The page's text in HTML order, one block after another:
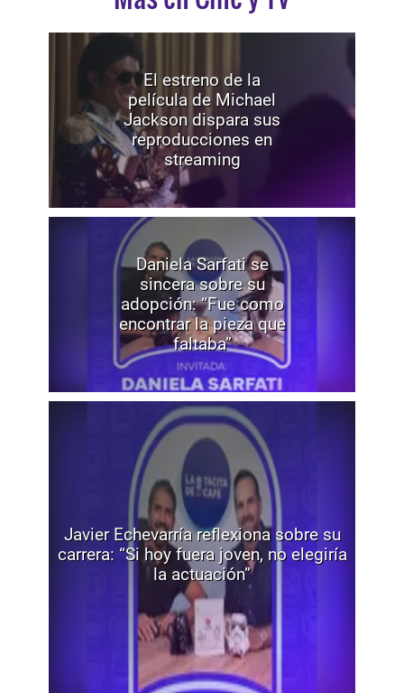
El estreno de la
película de Michael
Jackson dispara sus
reproducciones en
streaming
Daniela Sarfati se
sincera sobre su
adopción: “Fue como
encontrar la pieza que
faltaba”
Javier Echevarría reflexiona sobre su
carrera: “Si hoy fuera joven, no elegiría
la actuación”